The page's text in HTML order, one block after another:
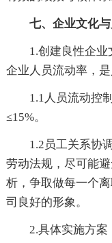
七、企业文化
1.创建良性企业
企业人员流动率，
1.1人员流动控
≤15%。
1.2员工关系协
劳动法规，尽可能
析，争取做每一个
司良好的形象。
2.具体实施方案